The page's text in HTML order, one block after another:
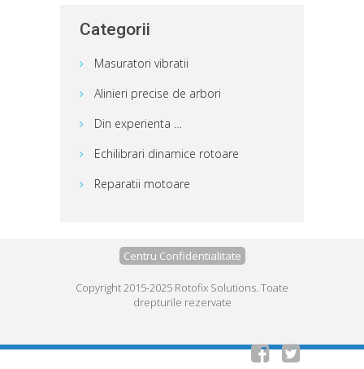
Categorii
Masuratori vibratii
Alinieri precise de arbori
Din experienta …
Echilibrari dinamice rotoare
Reparatii motoare
Centru Confidentialitate
Copyright 2015-2025 Rotofix Solutions. Toate
drepturile rezervate
 